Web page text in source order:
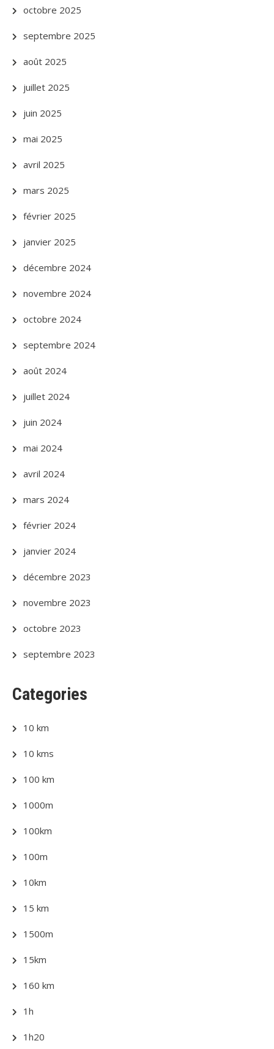
octobre 2025
septembre 2025
août 2025
juillet 2025
juin 2025
mai 2025
avril 2025
mars 2025
février 2025
janvier 2025
décembre 2024
novembre 2024
octobre 2024
septembre 2024
août 2024
juillet 2024
juin 2024
mai 2024
avril 2024
mars 2024
février 2024
janvier 2024
décembre 2023
novembre 2023
octobre 2023
septembre 2023
Categories
10 km
10 kms
100 km
1000m
100km
100m
10km
15 km
1500m
15km
160 km
1h
1h20